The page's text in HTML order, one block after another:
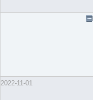
2022-11-01